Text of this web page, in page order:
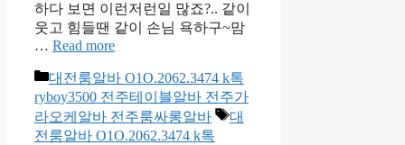
하다 보면 이런저런일 많죠?.. 같이
웃고 힘들땐 같이 손님 욕하구~맘
… Read more
카
테
고
리
대전룸알바 O1O.2062.3474 k톡
ryboy3500 전주테이블알바 전주가
라오케알바 전주룸싸롱알바
태
대
전룸알바 O1O.2062.3474 k톡